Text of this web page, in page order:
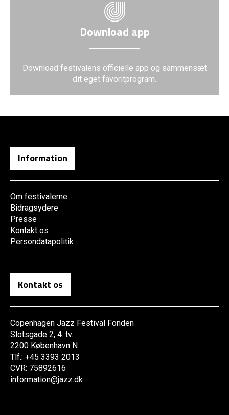
Download app
Download festivalens officielle app og sammensæt
dit eget favoritprogram.
Information
Om festivalerne
Bidragsydere
Presse
Kontakt os
Persondatapolitik
Kontakt os
Copenhagen Jazz Festival Fonden
Slotsgade 2, 4. tv.
2200 København N
Tlf.: +45 3393 2013
CVR: 75892616
information@jazz.dk